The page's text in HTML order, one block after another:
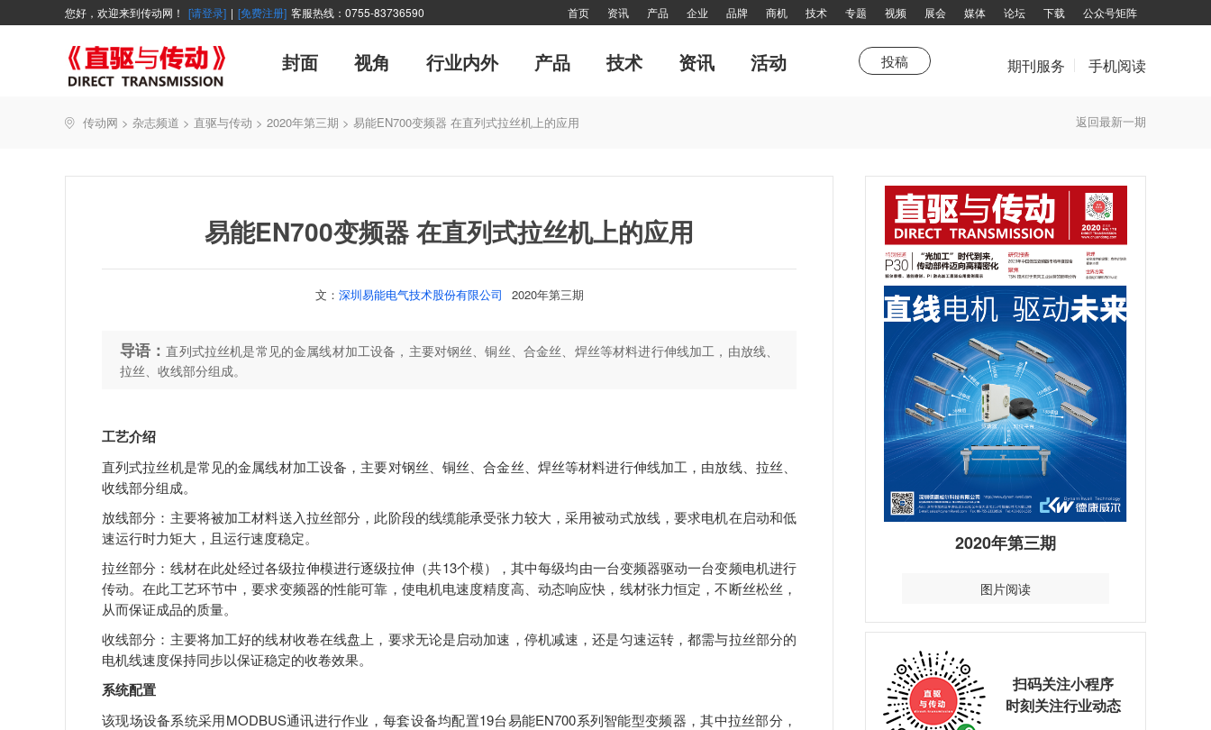
您好，欢迎来到传动网！ [请登录] | [免费注册] 客服热线：0755-83736590 首页 资讯 产品 企业 品牌 商机 技术 专题 视频 展会 媒体 论坛 下载 公众号矩阵
封面
广告
视角
厂商采访
封面故事 高端视野
行业内外
企业活动 展会报道
能效碳索
每月专辑 聚焦 网站热点 产业联盟
产品
精品 新品
技术
世界方案 控制系统
技术文章
资讯
资讯在线 展会信息
直驱与传动
活动
新年寄语 伺服论坛
投稿 期刊服务
拨打电话咨询：13751143319 余女士
邮箱：chuandong@chuandong.cn
手机阅读
传动网 > 杂志频道 > 直驱与传动 > 2020年第三期 > 易能EN700变频器 在直列式拉丝机上的应用 返回最新一期
易能EN700变频器 在直列式拉丝机上的应用
文： 深圳易能电气技术股份有限公司 2020年第三期
导语：直列式拉丝机是常见的金属线材加工设备，主要对钢丝、铜丝、合金丝、焊丝等材料进行伸线加工，由放线、
拉丝、收线部分组成。
工艺介绍
直列式拉丝机是常见的金属线材加工设备，主要对钢丝、铜丝、合金丝、焊丝等材料进行伸线加工，由放线、拉丝、
收线部分组成。
放线部分：主要将被加工材料送入拉丝部分，此阶段的线缆能承受张力较大，采用被动式放线，要求电机在启动和低
速运行时力矩大，且运行速度稳定。
拉丝部分：线材在此处经过各级拉伸模进行逐级拉伸（共13个模），其中每级均由一台变频器驱动一台变频电机进行
传动。在此工艺环节中，要求变频器的性能可靠，使电机电速度精度高、动态响应快，线材张力恒定，不断丝松丝，
从而保证成品的质量。
收线部分：主要将加工好的线材收卷在线盘上，要求无论是启动加速，停机减速，还是匀速运转，都需与拉丝部分的
电机线速度保持同步以保证稳定的收卷效果。
系统配置
该现场设备系统采用MODBUS通讯进行作业，每套设备均配置19台易能EN700系列智能型变频器，其中拉丝部分，
2020年第三期
图片阅读
扫码关注小程序
时刻关注行业动态